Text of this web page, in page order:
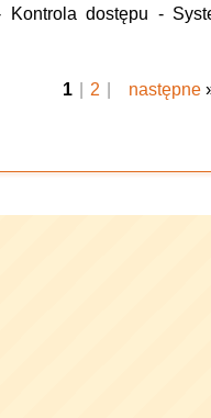
Kontrola dostępu -
1 | 2 | następne